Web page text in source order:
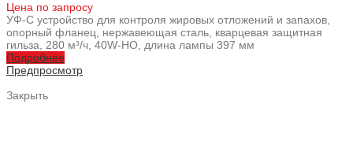
Цена по запросу
УФ-С устройство для контроля жировых отложений и запахов,
опорный фланец, нержавеющая сталь, кварцевая защитная
гильза, 280 м³/ч, 40W-HO, длина лампы 397 мм
Подробнее
Предпросмотр
Закрыть